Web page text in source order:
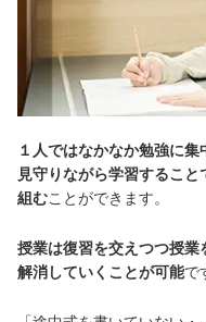
１人ではなかなか勉強に
見守りながら学習するこ
組むことができます。
授業は復習を交えつつ授業
解消していくことが可能で